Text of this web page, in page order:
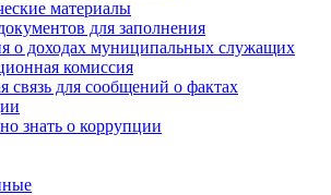
материалы
для заполнения
о доходах муниципальных служащих
комиссия
связь для сообщений о фактах
знать о коррупции